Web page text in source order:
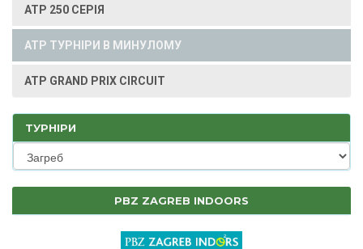
ATP 250 СЕРІЯ
ATP ТУРНІРИ В МИНУЛОМУ
ATP GRAND PRIX CIRCUIT
ТУРНІРИ
PBZ ZAGREB INDOORS